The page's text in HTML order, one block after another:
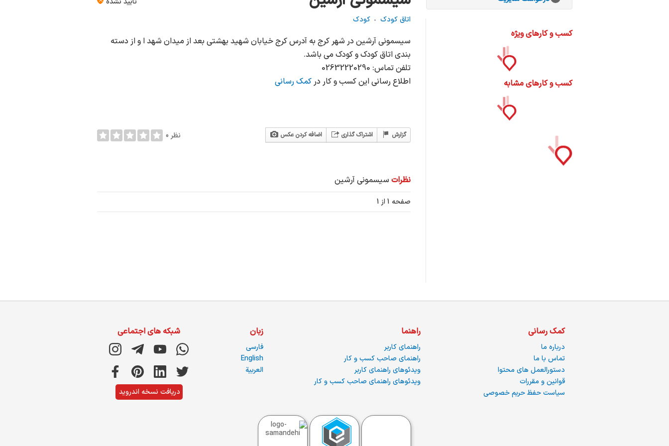
اتاق کودک
کودک
سیسمونی آرشین در شهر کرج به آدرس کرج خیابان شهید بهشتی بعد از میدان شهد ا و از دسته
بندی اتاق کودک و کودک می باشد.
تلفن تماس: 02632220290
اطلاع رسانی این کسب و کار درکمک رسانی
اضافه کردن عکس اشتراک گذاری گزارش 0 نظر
نظرات سیسمونی آرشین
صفحه 1 از 1
کسب و کارهای ویژه
کسب و کارهای مشابه
کمک رسانی
درباره ما
تماس با ما
دستورالعمل های محتوا
قوانین و مقررات
سیاست حفظ حریم خصوصی
راهنما
راهنمای کاربر
راهنمای صاحب کسب و کار
ویدئوهای راهنمای کاربر
ویدئوهای راهنمای صاحب کسب و کار
زبان
فارسی
English
العربية
شبکه های اجتماعی
دریافت نسخه اندروید